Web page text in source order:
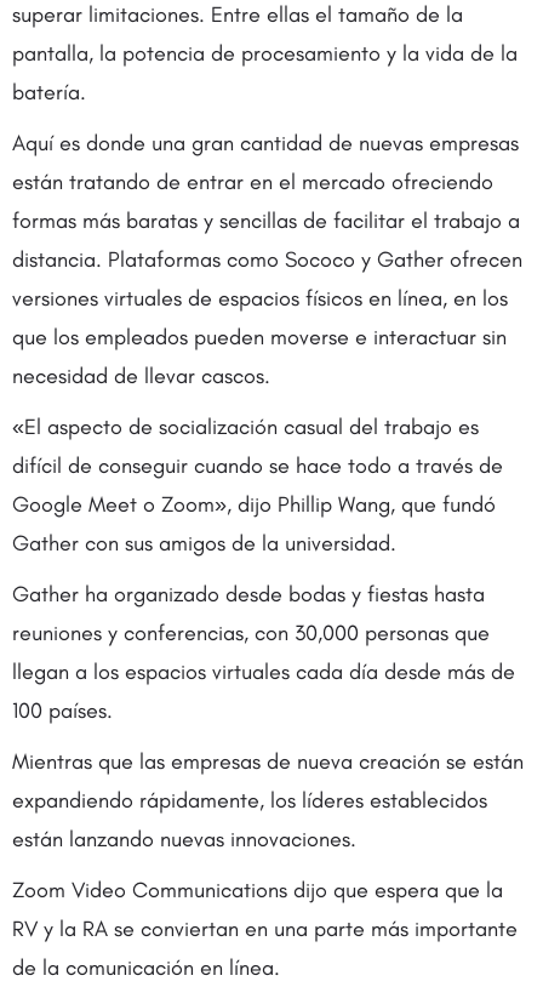
superar limitaciones. Entre ellas el tamaño de la
pantalla, la potencia de procesamiento y la vida de la
batería.
Aquí es donde una gran cantidad de nuevas empresas
están tratando de entrar en el mercado ofreciendo
formas más baratas y sencillas de facilitar el trabajo a
distancia. Plataformas como Sococo y Gather ofrecen
versiones virtuales de espacios físicos en línea, en los
que los empleados pueden moverse e interactuar sin
necesidad de llevar cascos.
«El aspecto de socialización casual del trabajo es
difícil de conseguir cuando se hace todo a través de
Google Meet o Zoom», dijo Phillip Wang, que fundó
Gather con sus amigos de la universidad.
Gather ha organizado desde bodas y fiestas hasta
reuniones y conferencias, con 30,000 personas que
llegan a los espacios virtuales cada día desde más de
100 países.
Mientras que las empresas de nueva creación se están
expandiendo rápidamente, los líderes establecidos
están lanzando nuevas innovaciones.
Zoom Video Communications dijo que espera que la
RV y la RA se conviertan en una parte más importante
de la comunicación en línea.